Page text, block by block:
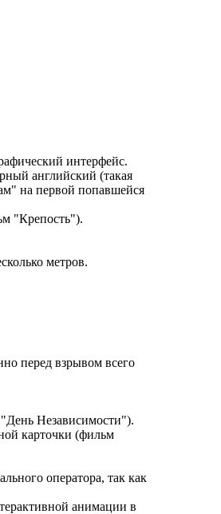
интерфейс.
английский (такая
на первой попавшейся
"Крепость").
метров.
перед взрывом всего
Hезависимости").
карточки (фильм
оператора, так как
анимации в